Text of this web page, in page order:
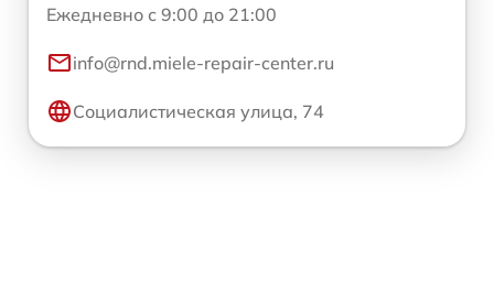
Ежедневно с 9:00 до 21:00
info@rnd.miele-repair-center.ru
Социалистическая улица, 74